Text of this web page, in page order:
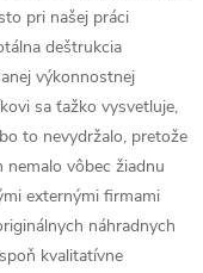
pri našej práci
deštrukcia
výkonnostnej
sa ťažko vysvetluje,
to nevydržalo, pretože
nemalo vôbec žiadnu
externými firmami
náhradnych
kvalitatívne